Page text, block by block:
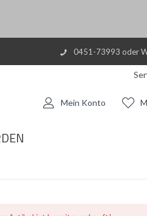
0451-73993 oder
Mein Konto